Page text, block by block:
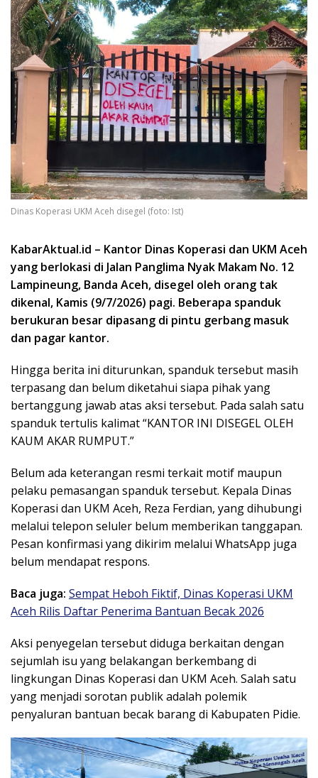
Dinas Koperasi UKM Aceh disegel (foto: Ist)
KabarAktual.id – Kantor Dinas Koperasi dan UKM Aceh
yang berlokasi di Jalan Panglima Nyak Makam No. 12
Lampineung, Banda Aceh, disegel oleh orang tak
dikenal, Kamis (9/7/2026) pagi. Beberapa spanduk
berukuran besar dipasang di pintu gerbang masuk
dan pagar kantor.
Hingga berita ini diturunkan, spanduk tersebut masih
terpasang dan belum diketahui siapa pihak yang
bertanggung jawab atas aksi tersebut. Pada salah satu
spanduk tertulis kalimat “KANTOR INI DISEGEL OLEH
KAUM AKAR RUMPUT.”
Belum ada keterangan resmi terkait motif maupun
pelaku pemasangan spanduk tersebut. Kepala Dinas
Koperasi dan UKM Aceh, Reza Ferdian, yang dihubungi
melalui telepon seluler belum memberikan tanggapan.
Pesan konfirmasi yang dikirim melalui WhatsApp juga
belum mendapat respons.
Baca juga: Sempat Heboh Fiktif, Dinas Koperasi UKM
Aceh Rilis Daftar Penerima Bantuan Becak 2026
Aksi penyegelan tersebut diduga berkaitan dengan
sejumlah isu yang belakangan berkembang di
lingkungan Dinas Koperasi dan UKM Aceh. Salah satu
yang menjadi sorotan publik adalah polemik
penyaluran bantuan becak barang di Kabupaten Pidie.